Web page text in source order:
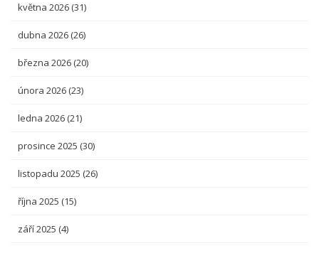
května 2026 (31)
dubna 2026 (26)
března 2026 (20)
února 2026 (23)
ledna 2026 (21)
prosince 2025 (30)
listopadu 2025 (26)
října 2025 (15)
září 2025 (4)